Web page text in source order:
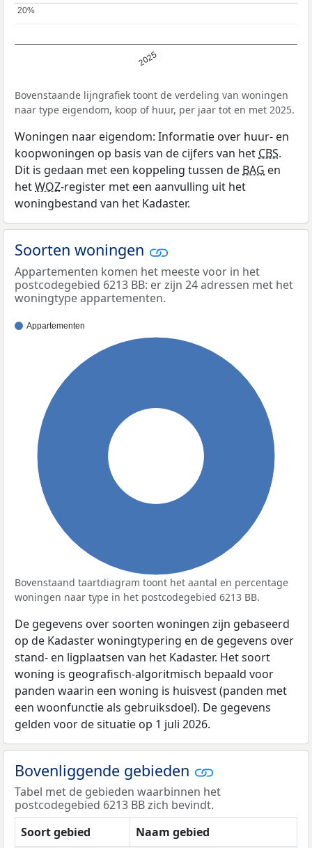
2025
20%
20%
Bovenstaande lijngrafiek toont de verdeling van woningen
naar type eigendom, koop of huur, per jaar tot en met 2025.
Woningen naar eigendom: Informatie over huur- en
koopwoningen op basis van de cijfers van het CBS.
Dit is gedaan met een koppeling tussen de BAG en
hetWOZ-register met een aanvulling uit het
woningbestand van het Kadaster.
Soorten woningen
Appartementen komen het meeste voor in het
postcodegebied 6213 BB: er zijn 24 adressen met het
woningtype appartementen.
Appartementen
Bovenstaand taartdiagram toont het aantal en percentage
woningen naar type in het postcodegebied 6213 BB.
De gegevens over soorten woningen zijn gebaseerd
op de Kadaster woningtypering en de gegevens over
stand- en ligplaatsen van het Kadaster. Het soort
woning is geografisch-algoritmisch bepaald voor
panden waarin een woning is huisvest (panden met
een woonfunctie als gebruiksdoel). De gegevens
gelden voor de situatie op 1 juli 2026.
Bovenliggende gebieden
Tabel met de gebieden waarbinnen het
postcodegebied 6213 BB zich bevindt.
Soort gebied
Naam gebied